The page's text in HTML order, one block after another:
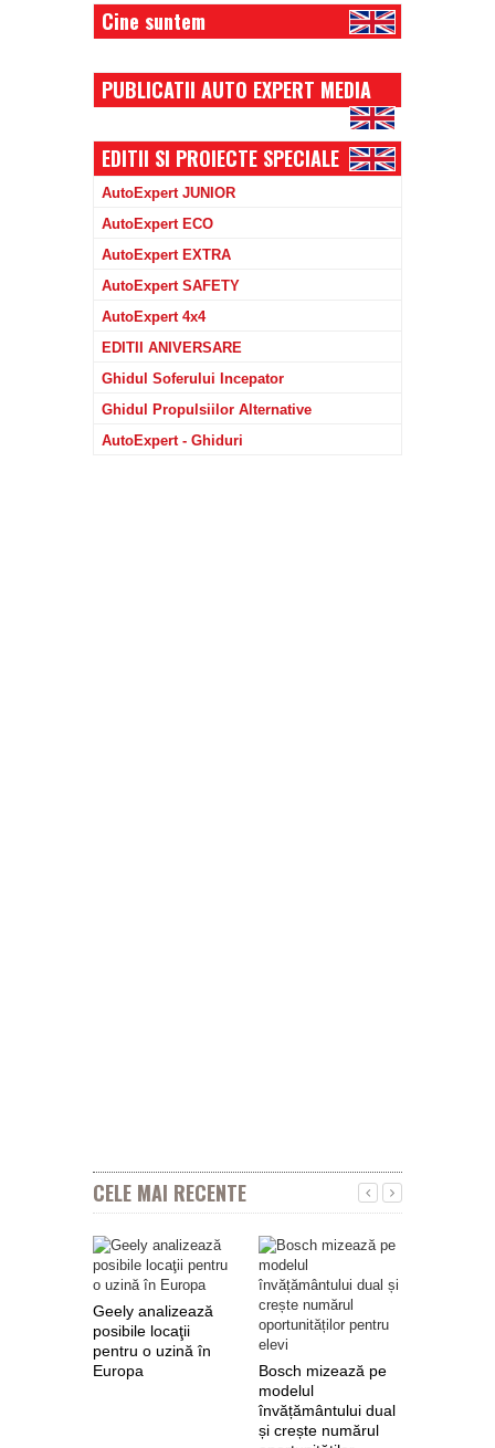
Cine suntem
PUBLICATII AUTO EXPERT MEDIA
EDITII SI PROIECTE SPECIALE
AutoExpert JUNIOR
AutoExpert ECO
AutoExpert EXTRA
AutoExpert SAFETY
AutoExpert 4x4
EDITII ANIVERSARE
Ghidul Soferului Incepator
Ghidul Propulsiilor Alternative
AutoExpert - Ghiduri
CELE MAI RECENTE
Geely analizează
posibile locaţii
pentru o uzină în
Europa
Bosch mizează pe
modelul
învățământului dual
și crește numărul